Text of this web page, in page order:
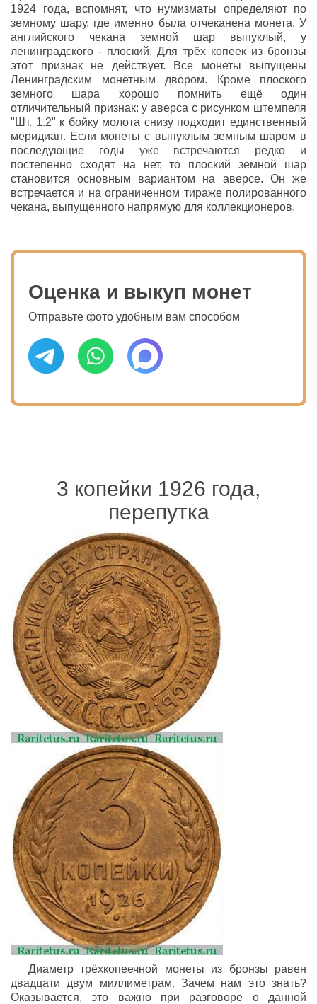
1924 года, вспомнят, что нумизматы определяют по
земному шару, где именно была отчеканена монета. У
английского чекана земной шар выпуклый, у
ленинградского - плоский. Для трёх копеек из бронзы
этот признак не действует. Все монеты выпущены
Ленинградским монетным двором. Кроме плоского
земного шара хорошо помнить ещё один
отличительный признак: у аверса с рисунком штемпеля
"Шт. 1.2" к бойку молота снизу подходит единственный
меридиан. Если монеты с выпуклым земным шаром в
последующие годы уже встречаются редко и
постепенно сходят на нет, то плоский земной шар
становится основным вариантом на аверсе. Он же
встречается и на ограниченном тираже полированного
чекана, выпущенного напрямую для коллекционеров.
Оценка и выкуп монет
Отправьте фото удобным вам способом
3 копейки 1926 года,
перепутка
Диаметр трёхкопеечной монеты из бронзы равен
двадцати двум миллиметрам. Зачем нам это знать?
Оказывается, это важно при разговоре о данной